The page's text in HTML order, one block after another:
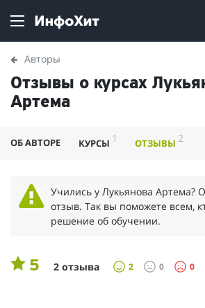
Авторы
Отзывы о курсах
Артема
ОБ АВТОРЕ КУРСЫ 1 ОТЗЫВЫ 2
Учились у Лукьянова Артема?
отзыв. Так вы поможете всем,
решение об обучении.
5 2 отзыва 2 0 0